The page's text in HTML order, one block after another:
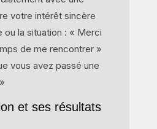
votre intérêt sincère
ou la situation : « Merci
de me rencontrer »
vous avez passé une
et ses résultats